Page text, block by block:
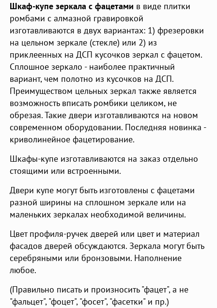
Шкаф-купе зеркала с фацетами в виде плитки
ромбами с алмазной гравировкой
изготавливаются в двух вариантах: 1) фрезеровки
на цельном зеркале (стекле) или 2) из
приклеенных на ДСП кусочков зеркал с фацетом.
Сплошное зеркало - наиболее практичный
вариант, чем полотно из кусочков на ДСП.
Преимуществом цельных зеркал также является
возможность вписать ромбики целиком, не
обрезая. Такие двери изготавливаются на новом
современном оборудовании. Последняя новинка -
криволинейное фацетирование.
Шкафы-купе изготавливаются на заказ отдельно
стоящими или встроенными.
Двери купе могут быть изготовлены с фацетами
разной ширины на сплошном зеркале или на
маленьких зеркалах необходимой величины.
Цвет профиля-ручек дверей или цвет и материал
фасадов дверей обсуждаются. Зеркала могут быть
серебряными или бронзовыми. Наполнение
любое.
(Правильно писать и произносить "фацет", а не
"фальцет", "фоцет", "фосет", "фасетки" и пр.)